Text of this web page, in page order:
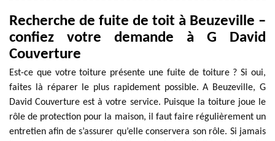
Recherche de fuite de toit à Beuzeville –
confiez votre demande à G David
Couverture
Est-ce que votre toiture présente une fuite de toiture ? Si oui,
faites là réparer le plus rapidement possible. A Beuzeville, G
David Couverture est à votre service. Puisque la toiture joue le
rôle de protection pour la maison, il faut faire régulièrement un
entretien afin de s’assurer qu’elle conservera son rôle. Si jamais